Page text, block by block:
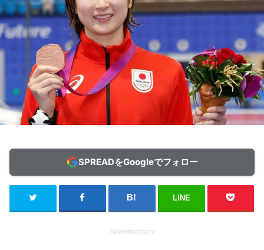
SPREADをGoogleでフォロー
LINE
Advertisement